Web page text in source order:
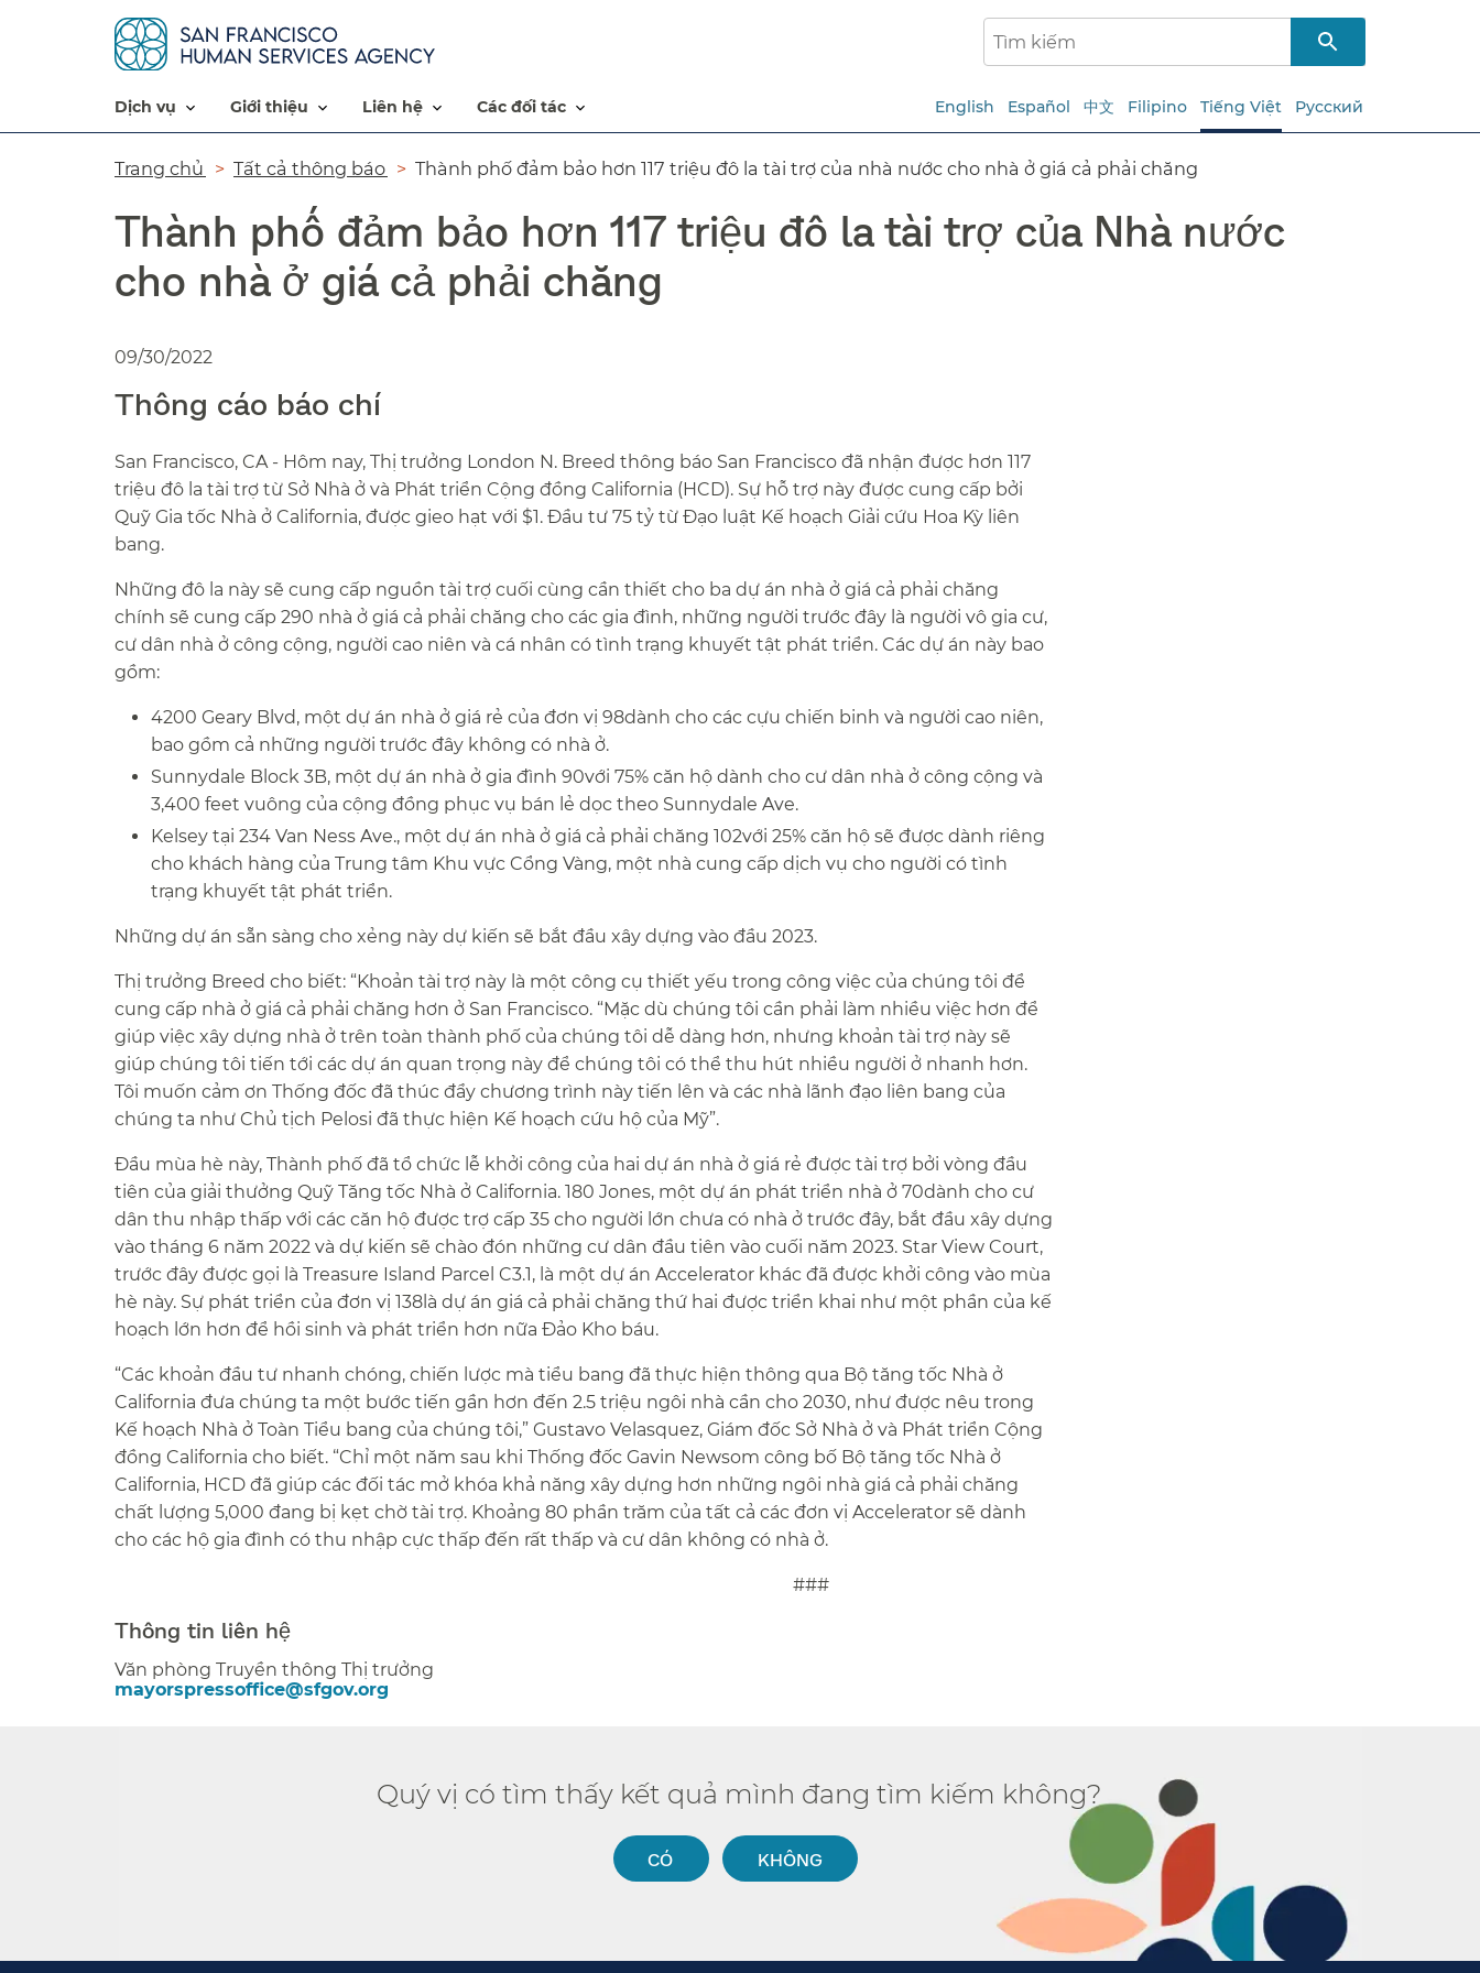
dịch vụ​​ giới thiệu​​ liên hệ​​ các đối tác​​ English Español 中文 Filipino Tiếng Việt Русский
Đường
dẫn​​
Trang chủ​​ Tất cả thông báo​​ Thành phố đảm bảo hơn 117 triệu đô la tài trợ của nhà nước cho nhà ở giá cả phải chăng​​
Thành phố đảm bảo hơn 117 triệu đô la tài trợ của Nhà nước
cho nhà ở giá cả phải chăng​​
09/30/2022
Thông cáo báo chí​​
San Francisco, CA - Hôm nay, Thị trưởng London N. Breed thông báo San Francisco đã nhận được hơn 117
triệu đô la tài trợ từ Sở Nhà ở và Phát triển Cộng đồng California (HCD). Sự hỗ trợ này được cung cấp bởi
Quỹ Gia tốc Nhà ở California, được gieo hạt với $1. Đầu tư 75 tỷ từ Đạo luật Kế hoạch Giải cứu Hoa Kỳ liên
bang.​​
Những đô la này sẽ cung cấp nguồn tài trợ cuối cùng cần thiết cho ba dự án nhà ở giá cả phải chăng
chính sẽ cung cấp 290 nhà ở giá cả phải chăng cho các gia đình, những người trước đây là người vô gia cư,
cư dân nhà ở công cộng, người cao niên và cá nhân có tình trạng khuyết tật phát triển. Các dự án này bao
gồm:​​
4200 Geary Blvd, một dự án nhà ở giá rẻ của đơn vị 98dành cho các cựu chiến binh và người cao niên,
bao gồm cả những người trước đây không có nhà ở.​​
Sunnydale Block 3B, một dự án nhà ở gia đình 90với 75% căn hộ dành cho cư dân nhà ở công cộng và
3,400 feet vuông của cộng đồng phục vụ bán lẻ dọc theo Sunnydale Ave.​​
Kelsey tại 234 Van Ness Ave., một dự án nhà ở giá cả phải chăng 102với 25% căn hộ sẽ được dành riêng
cho khách hàng của Trung tâm Khu vực Cổng Vàng, một nhà cung cấp dịch vụ cho người có tình
trạng khuyết tật phát triển.​​
Những dự án sẵn sàng cho xẻng này dự kiến sẽ bắt đầu xây dựng vào đầu 2023.​​
Thị trưởng Breed cho biết: “Khoản tài trợ này là một công cụ thiết yếu trong công việc của chúng tôi để
cung cấp nhà ở giá cả phải chăng hơn ở San Francisco. “Mặc dù chúng tôi cần phải làm nhiều việc hơn để
giúp việc xây dựng nhà ở trên toàn thành phố của chúng tôi dễ dàng hơn, nhưng khoản tài trợ này sẽ
giúp chúng tôi tiến tới các dự án quan trọng này để chúng tôi có thể thu hút nhiều người ở nhanh hơn.
Tôi muốn cảm ơn Thống đốc đã thúc đẩy chương trình này tiến lên và các nhà lãnh đạo liên bang của
chúng ta như Chủ tịch Pelosi đã thực hiện Kế hoạch cứu hộ của Mỹ”.​​
Đầu mùa hè này, Thành phố đã tổ chức lễ khởi công của hai dự án nhà ở giá rẻ được tài trợ bởi vòng đầu
tiên của giải thưởng Quỹ Tăng tốc Nhà ở California. 180 Jones, một dự án phát triển nhà ở 70dành cho cư
dân thu nhập thấp với các căn hộ được trợ cấp 35 cho người lớn chưa có nhà ở trước đây, bắt đầu xây dựng
vào tháng 6 năm 2022 và dự kiến sẽ chào đón những cư dân đầu tiên vào cuối năm 2023. Star View Court,
trước đây được gọi là Treasure Island Parcel C3.1, là một dự án Accelerator khác đã được khởi công vào mùa
hè này. Sự phát triển của đơn vị 138là dự án giá cả phải chăng thứ hai được triển khai như một phần của kế
hoạch lớn hơn để hồi sinh và phát triển hơn nữa Đảo Kho báu.​​
“Các khoản đầu tư nhanh chóng, chiến lược mà tiểu bang đã thực hiện thông qua Bộ tăng tốc Nhà ở
California đưa chúng ta một bước tiến gần hơn đến 2.5 triệu ngôi nhà cần cho 2030, như được nêu trong
Kế hoạch Nhà ở Toàn Tiểu bang của chúng tôi,” Gustavo Velasquez, Giám đốc Sở Nhà ở và Phát triển Cộng
đồng California cho biết. “Chỉ một năm sau khi Thống đốc Gavin Newsom công bố Bộ tăng tốc Nhà ở
California, HCD đã giúp các đối tác mở khóa khả năng xây dựng hơn những ngôi nhà giá cả phải chăng
chất lượng 5,000 đang bị kẹt chờ tài trợ. Khoảng 80 phần trăm của tất cả các đơn vị Accelerator sẽ dành
cho các hộ gia đình có thu nhập cực thấp đến rất thấp và cư dân không có nhà ở.​​
###​​
Thông tin liên hệ​​
Văn phòng Truyền thông Thị trưởng​​
mayorspressoffice@sfgov.org​​
Quý vị có tìm thấy kết quả mình đang tìm kiếm không?​​
CÓ​​ KHÔNG​​